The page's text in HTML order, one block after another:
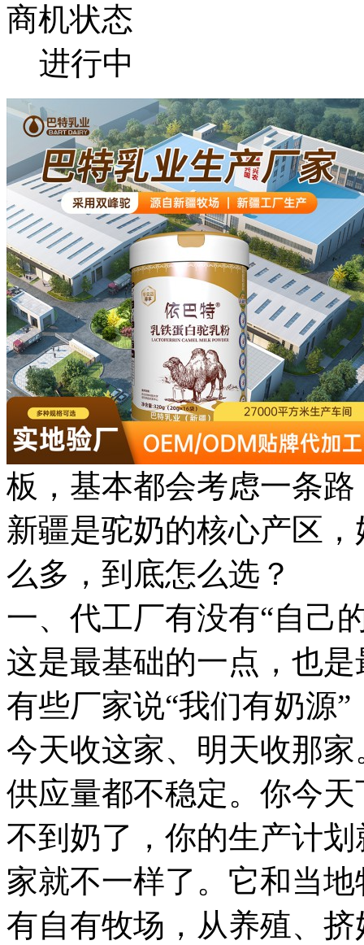
商机状态
进行中
板，基本都会考虑一条
新疆是驼奶的核心产区
么多，到底怎么选？
一、代工厂有没有“自己
这是最基础的一点，也
有些厂家说“我们有奶源
今天收这家、明天收那
供应量都不稳定。你今
不到奶了，你的生产计
家就不一样了。它和当
有自有牧场，从养殖、